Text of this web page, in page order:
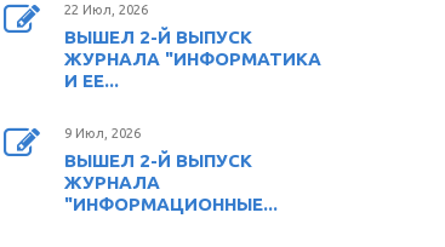
22 Июл, 2026
ВЫШЕЛ 2-Й ВЫПУСК
ЖУРНАЛА "ИНФОРМАТИКА
И ЕЕ...
9 Июл, 2026
ВЫШЕЛ 2-Й ВЫПУСК
ЖУРНАЛА
"ИНФОРМАЦИОННЫЕ...